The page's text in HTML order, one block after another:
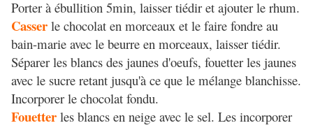
Porter à ébullition 5min, laisser tiédir et ajouter le rhum.
Casser le chocolat en morceaux et le faire fondre au
bain-marie avec le beurre en morceaux, laisser tiédir.
Séparer les blancs des jaunes d'oeufs, fouetter les jaunes
avec le sucre retant jusqu'à ce que le mélange blanchisse.
Incorporer le chocolat fondu.
Fouetter les blancs en neige avec le sel. Les incorporer